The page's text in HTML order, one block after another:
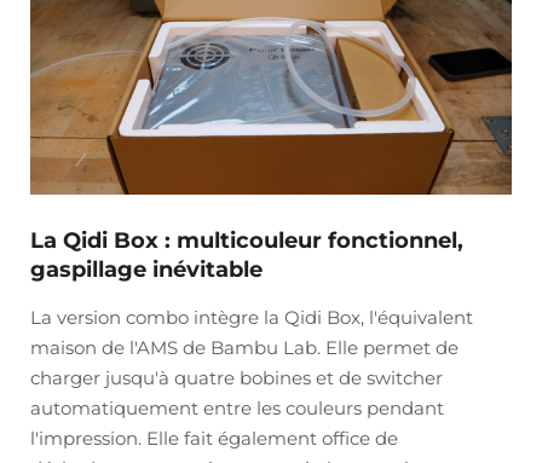
La Qidi Box : multicouleur fonctionnel,
gaspillage inévitable
La version combo intègre la Qidi Box, l'équivalent
maison de l'AMS de Bambu Lab. Elle permet de
charger jusqu'à quatre bobines et de switcher
automatiquement entre les couleurs pendant
l'impression. Elle fait également office de